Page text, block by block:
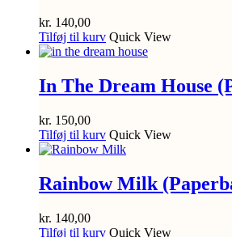
kr. 140,00
Tilføj til kurv Quick View
In The Dream House
kr. 150,00
Tilføj til kurv Quick View
Rainbow Milk
kr. 140,00
Tilføj til kurv Quick View